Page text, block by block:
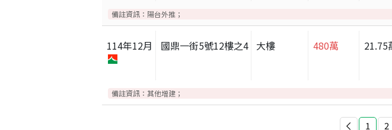
備註資訊： 陽台外推；
114年12月 國鼎一街5號12樓之4 大樓 480萬 21.75
備註資訊： 其他增建；
1 2